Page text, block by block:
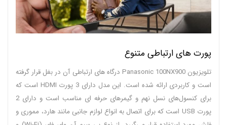
پورت های ارتباطی متنوع
تلویزیون Panasonic 100NX900 درگاه های ارتباطی آن در بغل قرار گرفته
است و کاربردی ارائه شده است. این مدل دارای 3 پورت HDMI است که
برای کنسول‌های نسل نهم و گیمرهای حرفه ای مناسب است و دارای 2
پورت USB است که برای اتصال به انواع لوازم جانبی مانند هارد، مموری و